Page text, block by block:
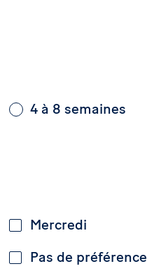
4 à 8 semaines
Mercredi
Pas de préférence